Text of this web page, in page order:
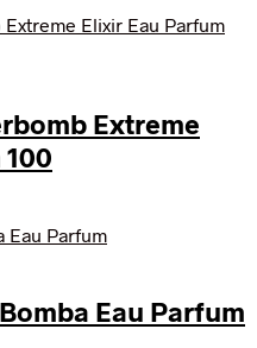
Extreme
kr..
Eau Parfum